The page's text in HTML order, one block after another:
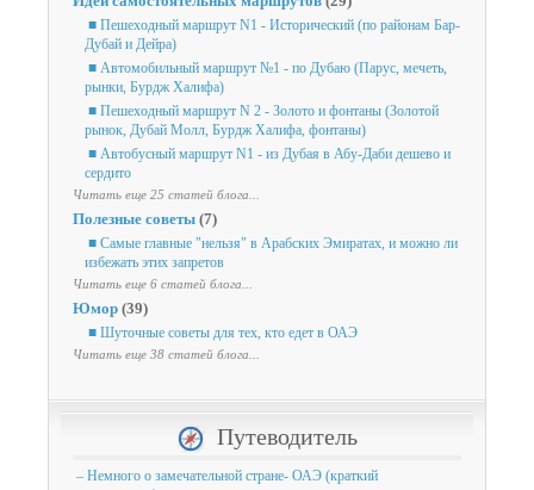
■ Пешеходный маршрут N1 - Исторический (по районам Бар-
Дубай и Дейра)
■ Автомобильный маршрут №1 - по Дубаю (Парус, мечеть,
рынки, Бурдж Халифа)
■ Пешеходный маршрут N 2 - Золото и фонтаны (Золотой
рынок, Дубай Молл, Бурдж Халифа, фонтаны)
■ Автобусный маршрут N1 - из Дубая в Абу-Даби дешево и
сердито
Читать еще 25 статей блога...
Полезные советы (7)
■ Самые главные "нельзя" в Арабских Эмиратах, и можно ли
избежать этих запретов
Читать еще 6 статей блога...
Юмор (39)
■ Шуточные советы для тех, кто едет в ОАЭ
Читать еще 38 статей блога...
Путеводитель
– Немного о замечательной стране- ОАЭ (краткий